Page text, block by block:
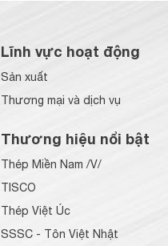
Lĩnh vực hoạt động
Sản xuất
Thương mại và dịch vụ
Thương hiệu nổi bật
Thép Miền Nam /V/
TISCO
Thép Việt Úc
SSSC - Tôn Việt Nhật